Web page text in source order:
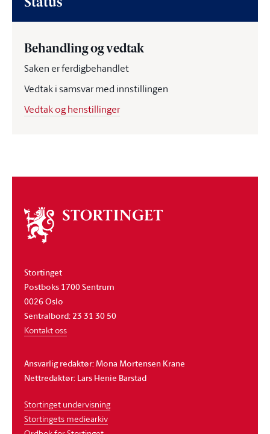
Status
Behandling og vedtak
Saken er ferdigbehandlet
Vedtak i samsvar med innstillingen
Vedtak og henstillinger
Om
stortinget
Stortinget
Postboks 1700 Sentrum
0026 Oslo
Sentralbord: 23 31 30 50
Kontakt oss
Ansvarlig redaktør: Mona Mortensen Krane
Nettredaktør: Lars Henie Barstad
Stortinget undervisning
Stortingets mediearkiv